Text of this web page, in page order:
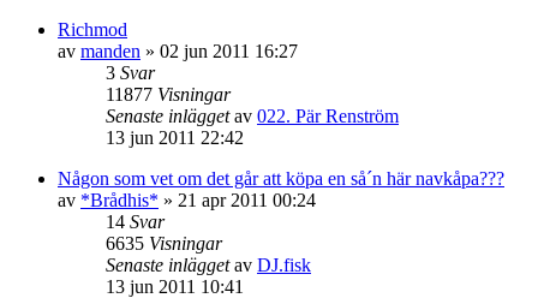
Richmod
av manden » 02 jun 2011 16:27
3 Svar
11877 Visningar
Senaste inläggetav 022. Pär Renström
13 jun 2011 22:42
Någon som vet om det går att köpa en så´n här navkåpa???
av *Brådhis* » 21 apr 2011 00:24
14 Svar
6635 Visningar
Senaste inläggetav DJ.fisk
13 jun 2011 10:41